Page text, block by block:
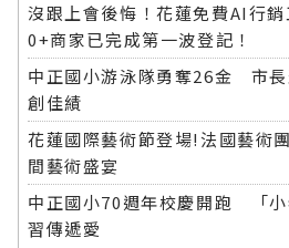
沒跟上會後悔！花蓮免費AI行
0+商家已完成第一波登記！
中正國小游泳隊勇奪26金 市
創佳績
花蓮國際藝術節登場!法國藝術
間藝術盛宴
中正國小70週年校慶開跑 「小
習傳遞愛